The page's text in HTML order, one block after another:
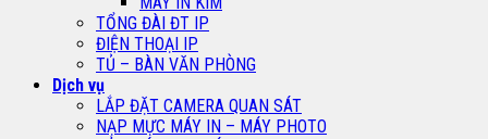
TỔNG ĐÀI ĐT IP
ĐIỆN THOẠI IP
TỦ – BÀN VĂN PHÒNG
Dịch vụ
LẮP ĐẶT CAMERA QUAN SÁT
NẠP MỰC MÁY IN – MÁY PHOTO